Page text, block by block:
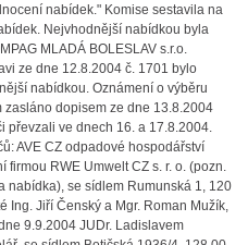
nabídek." Komise sestavila na
Nejvhodnější nabídkou byla
MLADÁ BOLESLAV s.r.o.
ze dne 12.8.2004 č. 1701 bylo
nabídkou. Oznámení o výběru
dopisem ze dne 13.8.2004
převzali ve dnech 16. a 17.8.2004.
AVE CZ odpadové hospodářství
RWE Umwelt CZ s. r. o. (pozn.
nabídka), se sídlem Rumunská 1, 120
Ing. Jiří Čenský a Mgr. Roman Mužík,
9.9.2004 JUDr. Ladislavem